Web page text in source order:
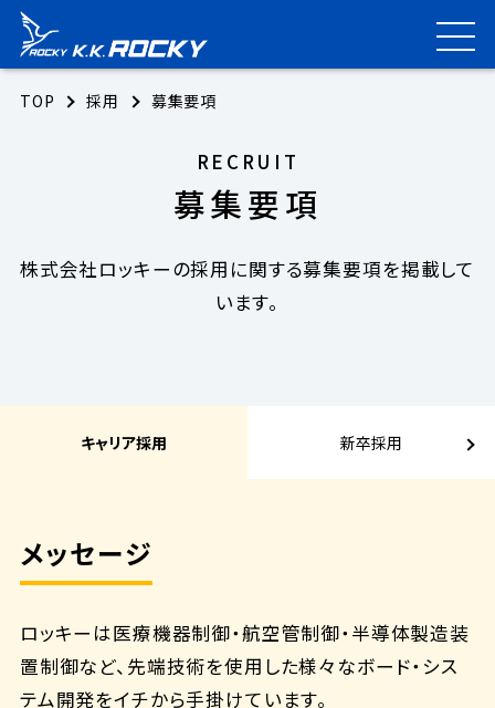
TOP 採用 募集要項
RECRUIT
募集要項
株式会社ロッキーの採用に関する募集要項を掲載して
います。
キャリア採用 新卒採用
メッセージ
ロッキーは医療機器制御・航空管制御・半導体製造装
置制御など、先端技術を使用した様々なボード・シス
テム開発をイチから手掛けています。